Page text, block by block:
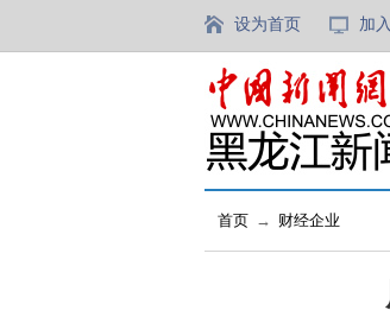
设为首页 加
首页 → 财经企业